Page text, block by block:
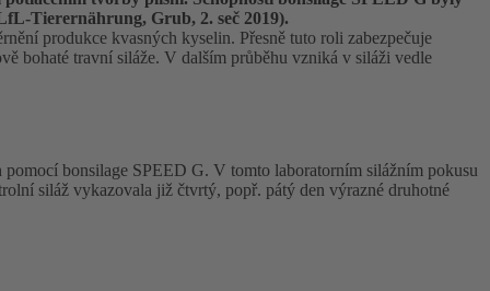
Tierernährung, Grub, 2. seč 2019).
produkce kvasných kyselin. Přesně tuto roli zabezpečuje
bohaté travní siláže. V dalším průběhu vzniká v siláži vedle
bonsilage SPEED G. V tomto laboratorním silážním pokusu
siláž vykazovala již čtvrtý, popř. pátý den výrazné druhotné